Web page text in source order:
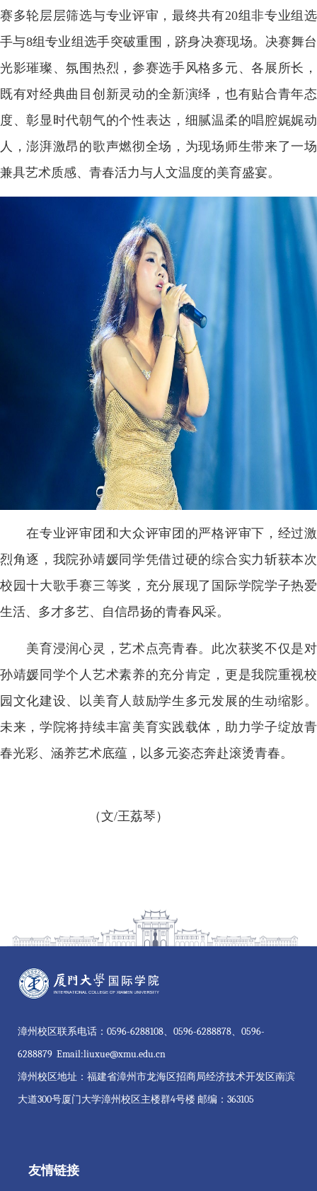
赛多轮层层筛选与专业评审，最终共有20组非专业组选
手与8组专业组选手突破重围，跻身决赛现场。决赛舞台
光影璀璨、氛围热烈，参赛选手风格多元、各展所长，
既有对经典曲目创新灵动的全新演绎，也有贴合青年态
度、彰显时代朝气的个性表达，细腻温柔的唱腔娓娓动
人，澎湃激昂的歌声燃彻全场，为现场师生带来了一场
兼具艺术质感、青春活力与人文温度的美育盛宴。
在专业评审团和大众评审团的严格评审下，经过激
烈角逐，我院孙靖媛同学凭借过硬的综合实力斩获本次
校园十大歌手赛三等奖，充分展现了国际学院学子热爱
生活、多才多艺、自信昂扬的青春风采。
美育浸润心灵，艺术点亮青春。此次获奖不仅是对
孙靖媛同学个人艺术素养的充分肯定，更是我院重视校
园文化建设、以美育人鼓励学生多元发展的生动缩影。
未来，学院将持续丰富美育实践载体，助力学子绽放青
春光彩、涵养艺术底蕴，以多元姿态奔赴滚烫青春。
（文/王荔琴）
漳州校区联系电话：0596-6288108、0596-6288878、0596-
6288879 Email:liuxue@xmu.edu.cn
漳州校区地址：福建省漳州市龙海区招商局经济技术开发区南滨
大道300号厦门大学漳州校区主楼群4号楼 邮编：363105
友情链接